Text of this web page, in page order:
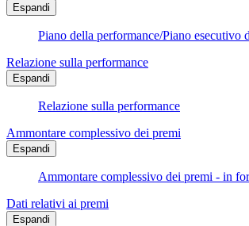
Espandi
Piano della performance/Piano esecutivo
Relazione sulla performance
Espandi
Relazione sulla performance
Ammontare complessivo dei premi
Espandi
Ammontare complessivo dei premi - in
Dati relativi ai premi
Espandi